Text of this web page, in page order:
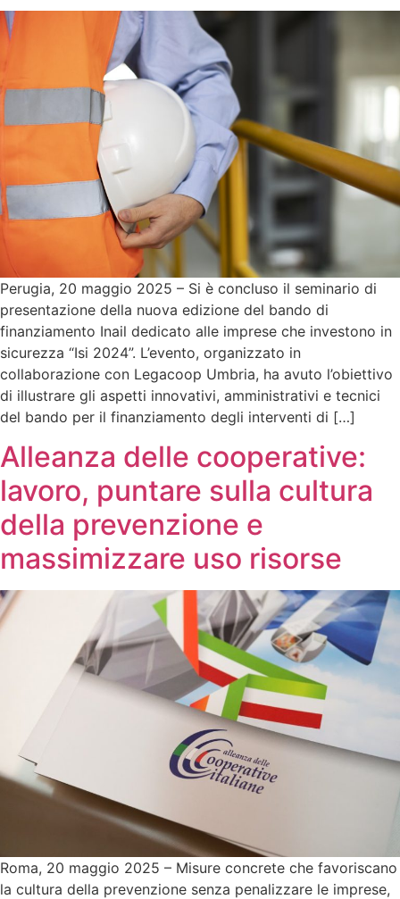
Perugia, 20 maggio 2025 – Si è concluso il seminario di
presentazione della nuova edizione del bando di
finanziamento Inail dedicato alle imprese che investono in
sicurezza “Isi 2024”. L’evento, organizzato in
collaborazione con Legacoop Umbria, ha avuto l’obiettivo
di illustrare gli aspetti innovativi, amministrativi e tecnici
del bando per il finanziamento degli interventi di […]
Alleanza delle cooperative:
lavoro, puntare sulla cultura
della prevenzione e
massimizzare uso risorse
Roma, 20 maggio 2025 – Misure concrete che favoriscano
la cultura della prevenzione senza penalizzare le imprese,